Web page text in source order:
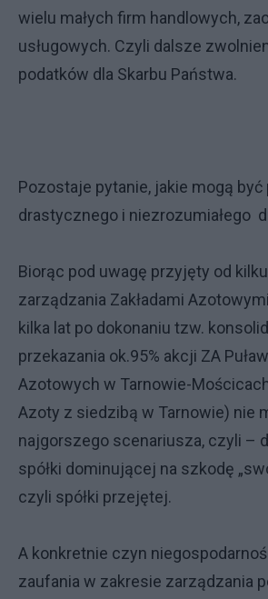
wielu małych firm handlowych,
usługowych. Czyli dalsze
podatków dla Skarbu Państwa.
Pozostaje pytanie, jakie mogą
drastycznego i niezrozumiałego
Biorąc pod uwagę przyjęty od
zarządzania Zakładami Azotowymi
kilka lat po dokonaniu tzw.
przekazania ok.95% akcji ZA
Azotowych w Tarnowie-
Azoty z siedzibą w Tarnowie) nie
najgorszego scenariusza, czyli –
spółki dominującej na szkodę
czyli spółki przejętej.
A konkretnie czyn
zaufania w zakresie zarządzania